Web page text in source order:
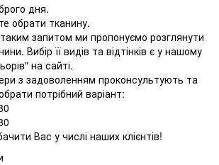
дня.
обрати тканину.
запитом ми пропонуємо розглянути
Вибір її видів та відтінків є у нашому
на сайті.
з задоволенням проконсультують та
потрібний варіант:
Вас у числі наших клієнтів!